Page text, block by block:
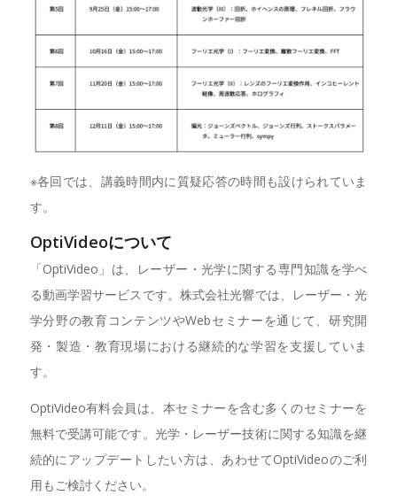
※各回では、講義時間内に質疑応答の時間も設けられていま
す。
OptiVideoについて
「OptiVideo」は、レーザー・光学に関する専門知識を学べ
る動画学習サービスです。株式会社光響では、レーザー・光
学分野の教育コンテンツやWebセミナーを通じて、研究開
発・製造・教育現場における継続的な学習を支援していま
す。
OptiVideo有料会員は、本セミナーを含む多くのセミナーを
無料で受講可能です。光学・レーザー技術に関する知識を継
続的にアップデートしたい方は、あわせてOptiVideoのご利
用もご検討ください。